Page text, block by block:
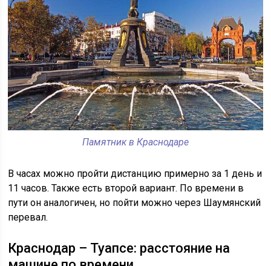
Памятник в Краснодаре
В часах можно пройти дистанцию примерно за 1 день и
11 часов. Также есть второй вариант. По времени в
пути он аналогичен, но пойти можно через Шаумянский
перевал.
Краснодар – Туапсе: расстояние на